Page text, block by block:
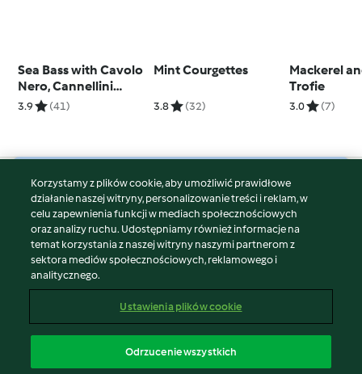
Sea Bass with Cavolo
Nero, Cannellini
Beans and Red
3.9 (41)
Mint Courgettes
3.8 (32)
Mackerel
Trofie
3.0 (7)
© Copyright 2026
Warunki korzystania
Polityka prywatności
Disclaimer
Znak wydawcy
Zgłoś treść
Oświadczenie o dostępności
Korzystamy z plików cookie, aby umożliwić prawidłowe
działanie naszej witryny, personalizowanie treści i reklam, w
celu zapewnienia funkcji w mediach społecznościowych
oraz analizy ruchu. Udostępniamy również informacje na
temat korzystania z naszej witryny naszymi partnerom z
sektora mediów społecznościowych, reklamowego i
analitycznego.
Ustawienia plików cookie
Odrzucenie wszystkich